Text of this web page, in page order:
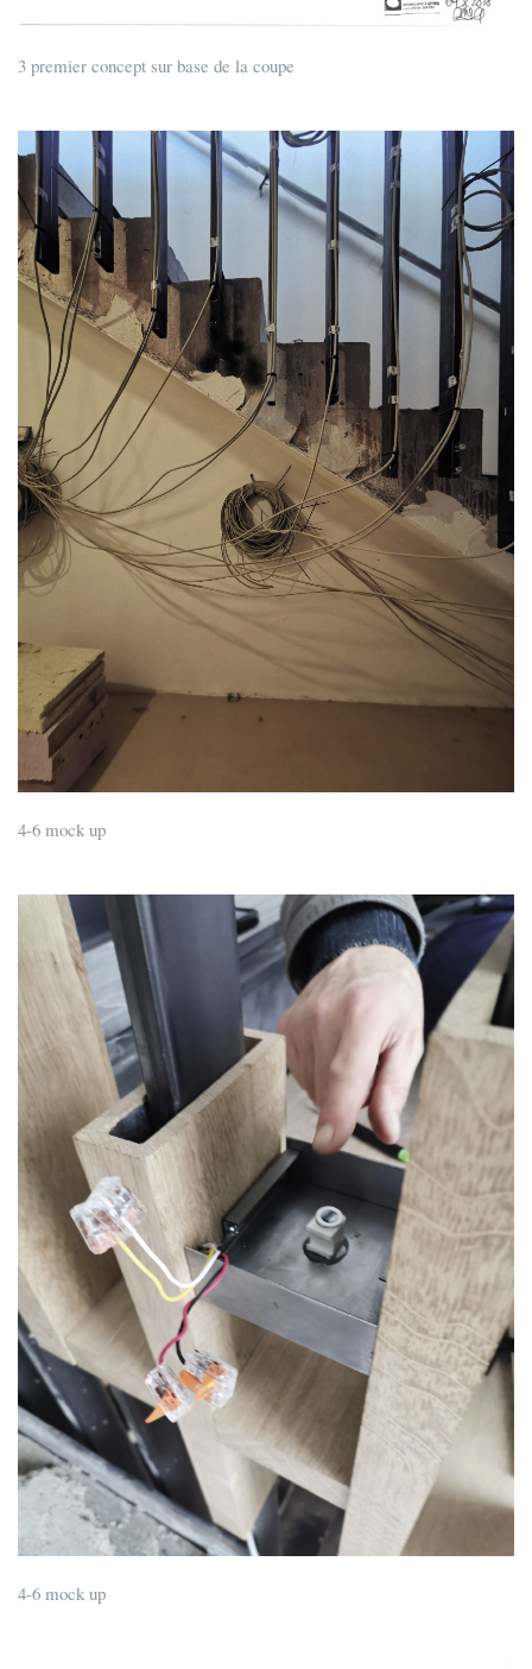
3 premier concept sur base de la coupe
4-6 mock up
4-6 mock up